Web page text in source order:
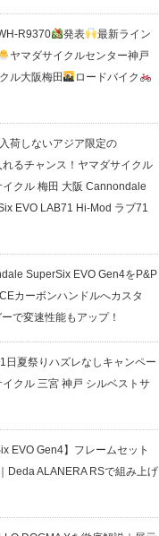
R9370 発表
最新ライン
ヤマダサイクルセンター神戸
ル大阪梅田
ロードバイク
荷しないアジア限定の
るチャンス！ヤマダサイクル
クル 梅田 大阪 Cannondale
EVO LAB71 Hi-Mod ラブ71
SuperSix EVO Gen4をP&P
カーボンハンドルへカスタ
で変速性能もアップ！
夏祭りハズレなしキャンペー
イクル 三宮 神戸 シルベストサ
EVO Gen4】フレームセット
Deda ALANERA RSで組み上げ